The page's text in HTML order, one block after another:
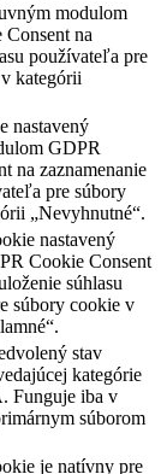
modulom
na
používateľa pre
kategórii
nastavený
GDPR
na zaznamenanie
pre súbory
„Nevyhnutné“.
nastavený
Cookie Consent
súhlasu
súbory cookie v
stav
kategórie
Funguje iba v
súborom
je natívny pre